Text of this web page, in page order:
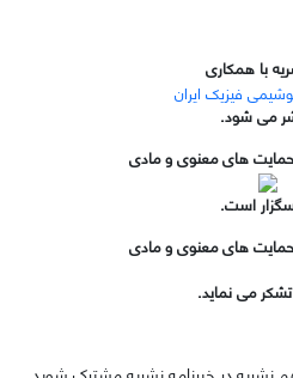
با همکاری
می شود.
حمایت های معنوی و مادی
است.
حمایت های معنوی و مادی
می نماید.